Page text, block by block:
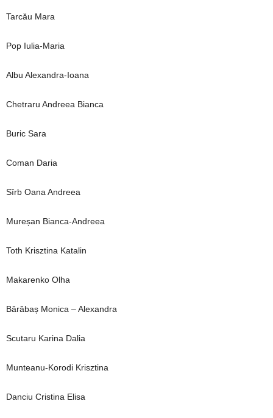
Tarcău Mara
Pop Iulia-Maria
Albu Alexandra-Ioana
Chetraru Andreea Bianca
Buric Sara
Coman Daria
Sîrb Oana Andreea
Mureșan Bianca-Andreea
Toth Krisztina Katalin
Makarenko Olha
Bărăbaș Monica – Alexandra
Scutaru Karina Dalia
Munteanu-Korodi Krisztina
Danciu Cristina Elisa